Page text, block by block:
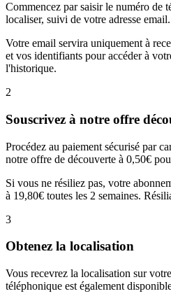
Commencez par saisir le numéro de
localiser, suivi de votre adresse email.
Votre email servira uniquement à
et vos identifiants pour accéder à
l'historique.
2
Souscrivez à notre offre
Procédez au paiement sécurisé par
notre offre de découverte à 0,50€
Si vous ne résiliez pas, votre
à 19,80€ toutes les 2 semaines.
3
Obtenez la localisation
Vous recevrez la localisation sur
téléphonique est également